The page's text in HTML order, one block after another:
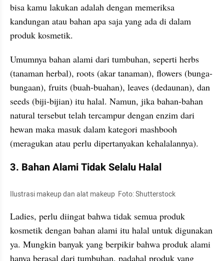
bisa kamu lakukan adalah dengan memeriksa
kandungan atau bahan apa saja yang ada di dalam
produk kosmetik.
Umumnya bahan alami dari tumbuhan, seperti herbs
(tanaman herbal), roots (akar tanaman), flowers (bunga-
bungaan), fruits (buah-buahan), leaves (dedaunan), dan
seeds (biji-bijian) itu halal. Namun, jika bahan-bahan
natural tersebut telah tercampur dengan enzim dari
hewan maka masuk dalam kategori mashbooh
(meragukan atau perlu dipertanyakan kehalalannya).
3. Bahan Alami Tidak Selalu Halal
Ilustrasi makeup dan alat makeup  Foto: Shutterstock
Ladies, perlu diingat bahwa tidak semua produk
kosmetik dengan bahan alami itu halal untuk digunakan
ya. Mungkin banyak yang berpikir bahwa produk alami
hanya berasal dari tumbuhan, padahal produk yang